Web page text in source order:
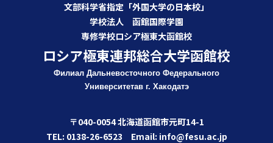
文部科学省指定「外国大学の日本校」
学校法人 函館国際学園
専修学校ロシア極東大函館校
ロシア極東連邦総合大学函館校
Филиал Дальневосточного Федерального
Университетав г. Хакодатэ
〒040-0054 北海道函館市元町14-1
TEL: 0138-26-6523 Email: info@fesu.ac.jp